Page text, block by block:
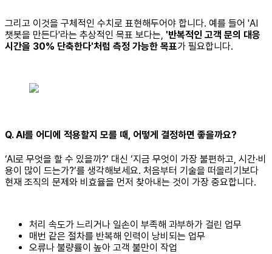
그리고 이것을 구체적인 수치로 표현해두어야 합니다. 예를 들어 'AI
챗봇을 만든다'라는 추상적인 목표 보다는, '반복적인 고객 문의 대응
시간을 30% 단축한다'처럼 측정 가능한 목표가 필요합니다.
Q. AI를 어디에 적용할지 모를 때, 어떻게 결정하면 좋을까요?
‘AI로 무엇을 할 수 있을까?’ 대신 ‘지금 무엇이 가장 불편하고, 시간·비
용이 많이 드는가?’를 생각해보세요. 처음부터 기술을 떠올리기보다
현재 조직의 문제와 비효율을 먼저 찾아내는 것이 가장 중요합니다.
처리 속도가 느리거나 일손이 부족해 과부하가 걸린 업무
매번 같은 절차를 반복해 인력이 낭비되는 업무
오류나 불량률이 높아 고객 불만이 작업